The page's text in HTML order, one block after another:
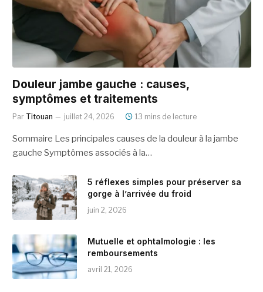
Douleur jambe gauche : causes,
symptômes et traitements
Par Titouan juillet 24, 2026 13 mins de lecture
Sommaire Les principales causes de la douleur à la jambe
gauche Symptômes associés à la…
5 réflexes simples pour préserver sa
gorge à l’arrivée du froid
juin 2, 2026
Mutuelle et ophtalmologie : les
remboursements
avril 21, 2026